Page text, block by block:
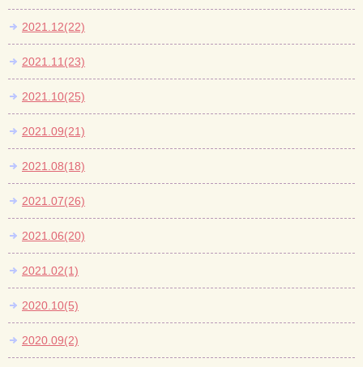
2021.12(22)
2021.11(23)
2021.10(25)
2021.09(21)
2021.08(18)
2021.07(26)
2021.06(20)
2021.02(1)
2020.10(5)
2020.09(2)